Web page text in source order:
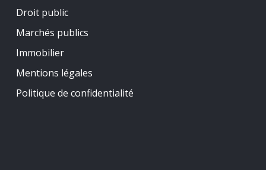
Droit public
Marchés publics
Immobilier
Mentions légales
Politique de confidentialité